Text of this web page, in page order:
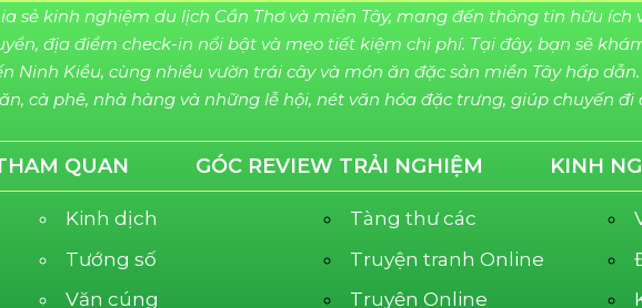
sẻ kinh nghiệm du lịch Cần Thơ và miền Tây, mang đến thông tin hữu ích
địa điểm check-in nổi bật và mẹo tiết kiệm chi phí. Tại đây, bạn sẽ
Ninh Kiều, cùng nhiều vườn trái cây và món ăn đặc sản miền Tây hấp
cà phê, nhà hàng và những lễ hội, nét văn hóa đặc trưng, giúp chuyến đi
QUAN GÓC REVIEW TRẢI NGHIỆM KINH
Kinh dịch
Tướng số
Văn cúng
Tàng thư các
Truyện tranh Online
Truyện Online